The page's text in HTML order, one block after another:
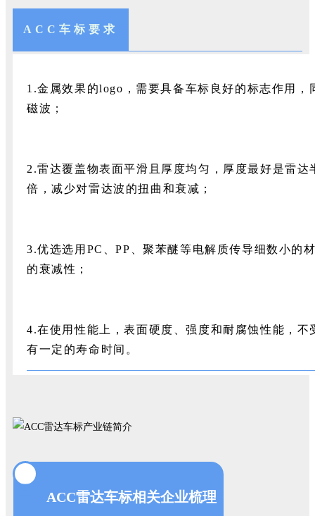
ACC车标要求
1.金属效果的logo，需要具备车标良好的标志作用，
磁波；
2.雷达覆盖物表面平滑且厚度均匀，厚度最好是雷达
倍，减少对雷达波的扭曲和衰减；
3.优选选用PC、PP、聚苯醚等电解质传导细数小的
的衰减性；
4.在使用性能上，表面硬度、强度和耐腐蚀性能，不
有一定的寿命时间。
三 ACC雷达车标相关企业梳理